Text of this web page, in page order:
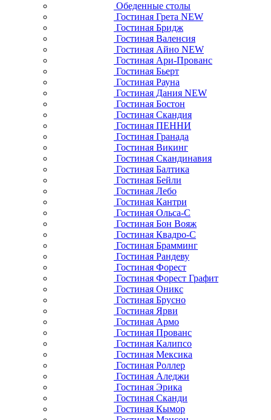
Обеденные столы
Гостиная Грета NEW
Гостиная Бридж
Гостиная Валенсия
Гостиная Айно NEW
Гостиная Ари-Прованс
Гостиная Бьерт
Гостиная Рауна
Гостиная Дания NEW
Гостиная Бостон
Гостиная Скандия
Гостиная ПЕННИ
Гостиная Гранада
Гостиная Викинг
Гостиная Скандинавия
Гостиная Балтика
Гостиная Бейли
Гостиная Лебо
Гостиная Кантри
Гостиная Ольса-С
Гостиная Бон Вояж
Гостиная Квадро-С
Гостиная Брамминг
Гостиная Рандеву
Гостиная Форест
Гостиная Форест Графит
Гостиная Оникс
Гостиная Брусно
Гостиная Ярви
Гостиная Армо
Гостиная Прованс
Гостиная Калипсо
Гостиная Мексика
Гостиная Роллер
Гостиная Аледжи
Гостиная Эрика
Гостиная Сканди
Гостиная Кымор